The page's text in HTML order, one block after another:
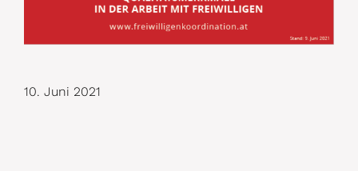
10. Juni 2021